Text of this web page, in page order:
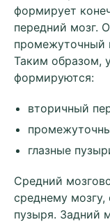
формирует
передний мозг.
промежуточный
Таким образом,
формируются:
вторичный
глазные
Средний
среднему мозгу,
пузыря. Задний